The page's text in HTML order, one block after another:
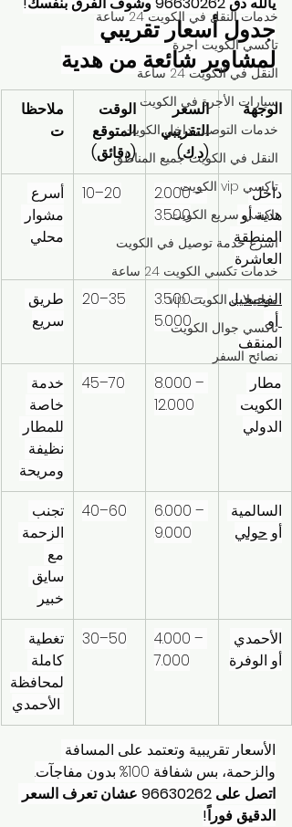
خدمات النقل في الكويت 24 ساعة
تاكسي الكويت اجرة
النقل في الكويت 24 ساعة
سيارات الأجرة في الكويت
خدمات التوصيل داخل الكويت
النقل في الكويت جميع المناطق
تاكسي vip الكويت
تاكسي سريع الكويت
اسرع خدمة توصيل في الكويت
خدمات تكسي الكويت 24 ساعة
مواصلات الكويت vip
تاكسي جوال الكويت
نصائح السفر
جدول أسعار تقريبي
لمشاوير شائعة من هدية
الوجهة
السعر
التقريبي
(د.ك)
الوقت
المتوقع
(دقائق)
ملاحظا
ت
داخل
هدية أو
المنطقة
العاشرة
2.000 –
3.500
10–20
أسرع
مشوار
محلي
الفحيحيل
أو
المنقف
3.500 –
5.000
20–35
طريق
سريع
مطار
الكويت
الدولي
8.000 –
12.000
45–70
خدمة
خاصة
للمطار
نظيفة
ومريحة
السالمية
أو حولي
6.000 –
9.000
40–60
تجنب
الزحمة
مع
سايق
خبير
الأحمدي
أو الوفرة
4.000 –
7.000
30–50
تغطية
كاملة
لمحافظة
الأحمدي
الأسعار تقريبية وتعتمد على المسافة
والزحمة، بس شفافة 100% بدون مفاجآت.
اتصل على 96630262 عشان تعرف السعر
الدقيق فوراً!